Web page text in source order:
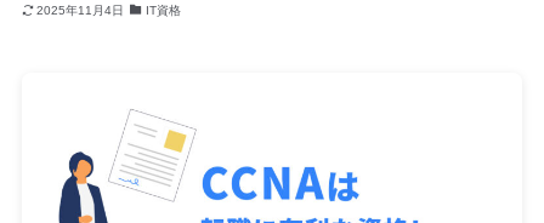
2025年11月4日 IT資格